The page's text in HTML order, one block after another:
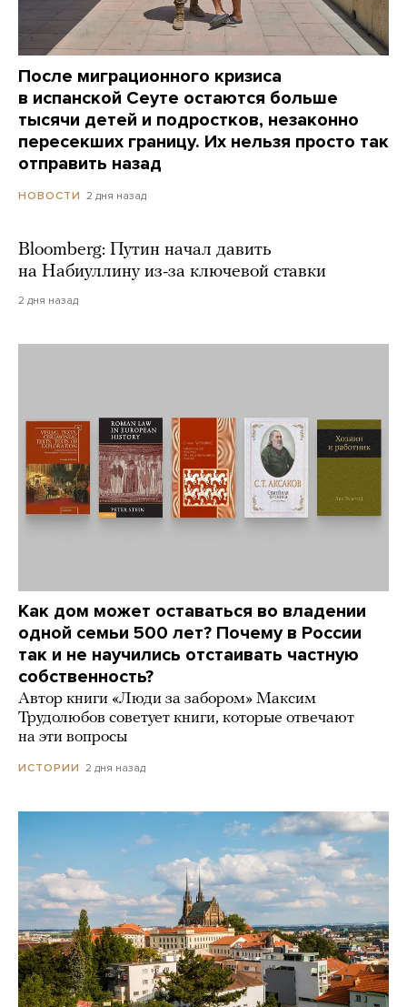
После миграционного кризиса
в испанской Сеуте остаются больше
тысячи детей и подростков, незаконно
пересекших границу. Их нельзя просто так
отправить назад
НОВОСТИ 2 дня назад
Bloomberg: Путин начал давить
на Набиуллину из-за ключевой ставки
2 дня назад
Как дом может оставаться во владении
одной семьи 500 лет? Почему в России
так и не научились отстаивать частную
собственность?
Автор книги «Люди за забором» Максим
Трудолюбов советует книги, которые отвечают
на эти вопросы
ИСТОРИИ 2 дня назад